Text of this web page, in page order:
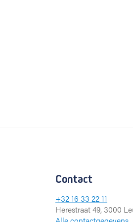
Contact
+32 16 33 22 11
Herestraat 49, 3000